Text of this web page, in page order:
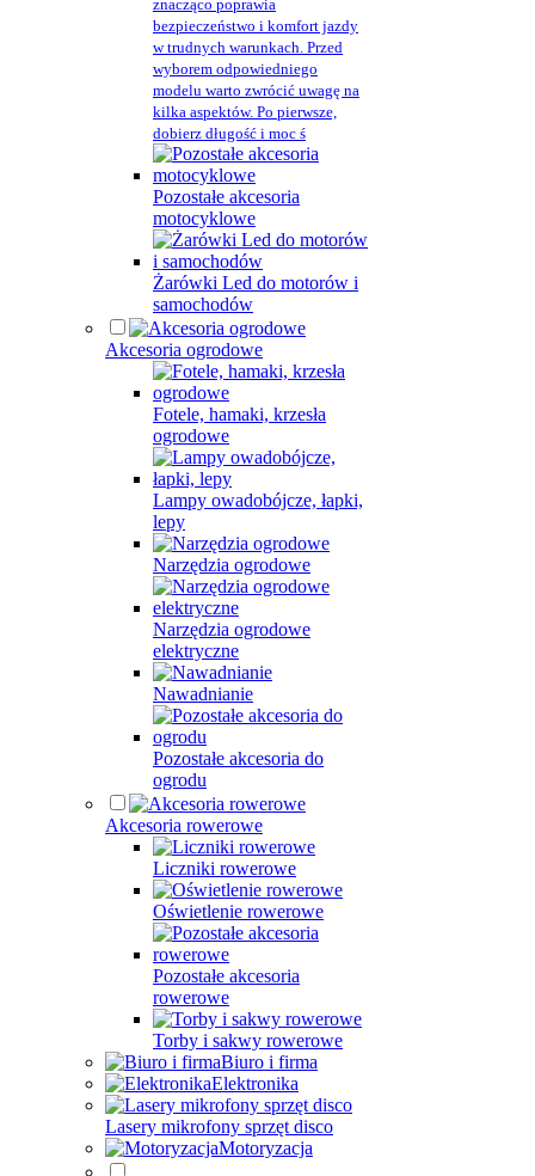
znacząco poprawia
bezpieczeństwo i komfort jazdy
w trudnych warunkach. Przed
wyborem odpowiedniego
modelu warto zwrócić uwagę na
kilka aspektów. Po pierwsze,
dobierz długość i moc ś
Pozostałe akcesoria
motocyklowe
Żarówki Led do motorów i
samochodów
Akcesoria ogrodowe
Fotele, hamaki, krzesła
ogrodowe
Lampy owadobójcze, łapki,
lepy
Narzędzia ogrodowe
Narzędzia ogrodowe
elektryczne
Nawadnianie
Pozostałe akcesoria do
ogrodu
Akcesoria rowerowe
Liczniki rowerowe
Oświetlenie rowerowe
Pozostałe akcesoria
rowerowe
Torby i sakwy rowerowe
Biuro i firma
Elektronika
Lasery mikrofony sprzęt disco
Motoryzacja